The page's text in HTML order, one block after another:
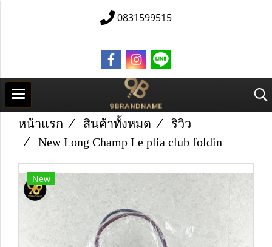
0831599515
หน้าแรก สินค้าทั้งหมด
ริวิว
New Long Champ Le plia club foldin
New